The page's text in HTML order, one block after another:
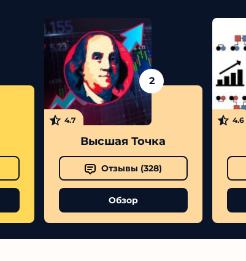
2
4.7
Высшая Точка
Отзывы ( 328)
Обзор
4.6